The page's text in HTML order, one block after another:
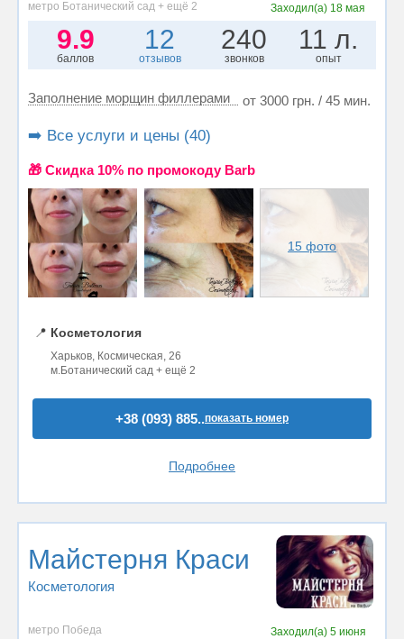
метро Ботанический сад + ещё 2 Заходил(а) 18 мая
9.9
баллов
12
отзывов
240
звонков
11 л.
опыт
Заполнение морщин филлерами от 3000 грн. / 45 мин.
➡️ Все услуги и цены (40)
🎁 Cкидка 10% по промокоду Barb
15 фото
📍 Косметология
Харьков, Космическая, 26
м.Ботанический сад + ещё 2
+38 (093) 885..показать номер
Подробнее
Майстерня Краси
Косметология
метро Победа Заходил(а) 5 июня